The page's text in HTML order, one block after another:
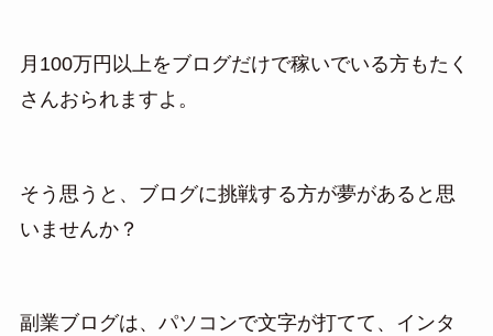
月100万円以上をブログだけで稼いでいる方もたく
さんおられますよ。
そう思うと、ブログに挑戦する方が夢があると思
いませんか？
副業ブログは、パソコンで文字が打てて、インタ